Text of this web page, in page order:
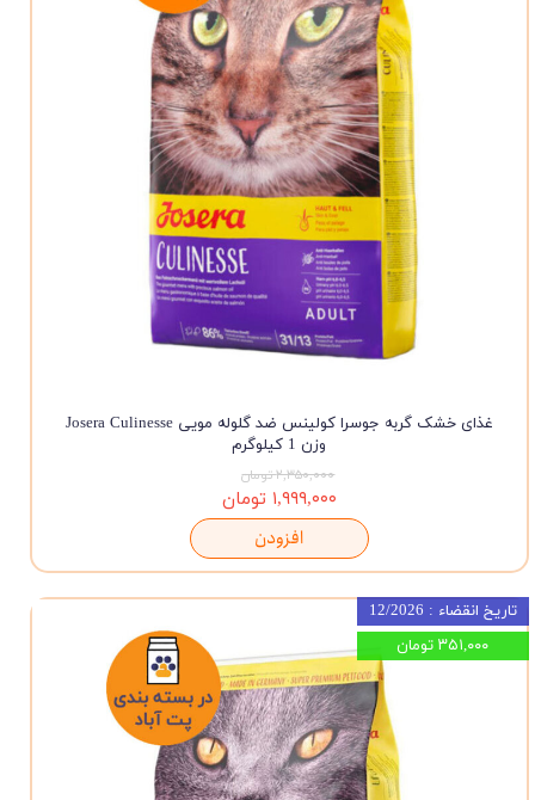
غذای خشک گربه جوسرا کولینس ضد گلوله مویی Josera Culinesse
وزن 1 کیلوگرم
۲,۳۵۰,۰۰۰ تومان
۱,۹۹۹,۰۰۰ تومان
افزودن
تاریخ انقضاء : 12/2026
۳۵۱,۰۰۰ تومان